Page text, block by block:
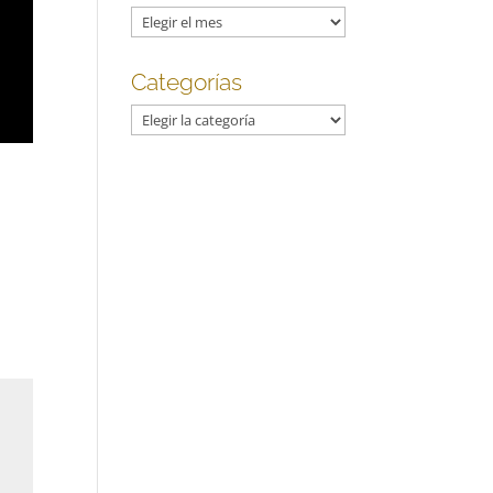
Archivos
Categorías
Categorías